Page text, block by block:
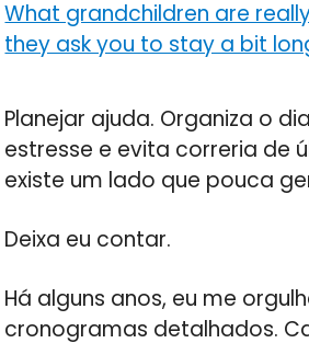
What grandchildren are
they ask you to stay a bit
Planejar ajuda. Organiza o
estresse e evita correria de
existe um lado que pouca
Deixa eu contar.
Há alguns anos, eu me
cronogramas detalhados.